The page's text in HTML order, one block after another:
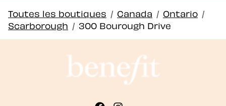
Toutes les boutiques / Canada / Ontario /
Scarborough / 300 Bourough Drive